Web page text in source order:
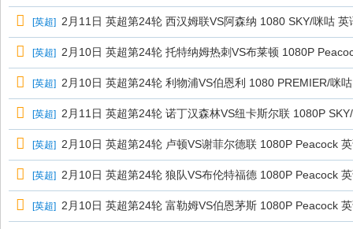
[英超] 2月11日 英超第24轮 西汉姆联VS阿森纳 1080 SKY/咪咕 英
[英超] 2月10日 英超第24轮 托特纳姆热刺VS布莱顿 1080P
[英超] 2月10日 英超第24轮 利物浦VS伯恩利 1080 PREMIER/咪
[英超] 2月11日 英超第24轮 诺丁汉森林VS纽卡斯尔联 1080P
[英超] 2月10日 英超第24轮 卢顿VS谢菲尔德联 1080P Peacock
[英超] 2月10日 英超第24轮 狼队VS布伦特福德 1080P Peacock
[英超] 2月10日 英超第24轮 富勒姆VS伯恩茅斯 1080P Peacock